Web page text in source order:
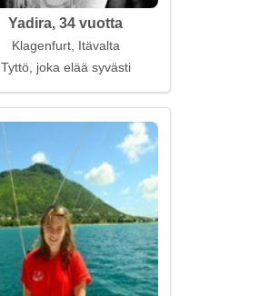
Yadira, 34 vuotta
Klagenfurt, Itävalta
Tyttö, joka elää syvästi